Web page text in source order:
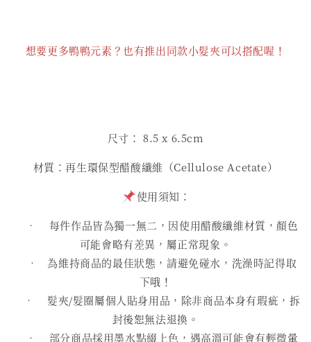
想要更多鴨鴨元素？也有推出同款小髮夾可以搭配喔！
尺寸： 8.5 x 6.5cm
材質：再生環保型醋酸纖維（Cellulose Acetate）
使用須知：
• 每件作品皆為獨一無二，因使用醋酸纖維材質，顏色
可能會略有差異，屬正常現象。
• 為維持商品的最佳狀態，請避免碰水，洗澡時記得取
下哦！
• 髮夾/髮圈屬個人貼身用品，除非商品本身有瑕疵，拆
封後恕無法退換。
• 部分商品採用墨水點綴上色，遇高溫可能會有輕微暈